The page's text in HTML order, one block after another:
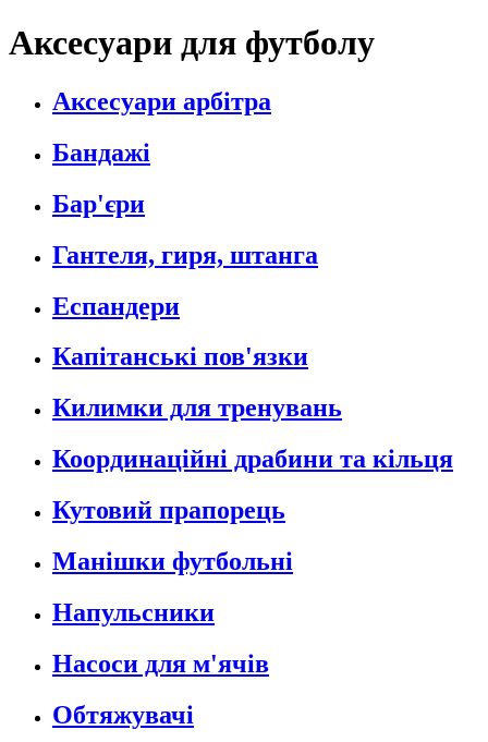
Аксесуари для футболу
Аксесуари арбітра
Бандажі
Бар'єри
Гантеля, гиря, штанга
Еспандери
Капітанські пов'язки
Килимки для тренувань
Координаційні драбини та кільця
Кутовий прапорець
Манішки футбольні
Напульсники
Насоси для м'ячів
Обтяжувачі